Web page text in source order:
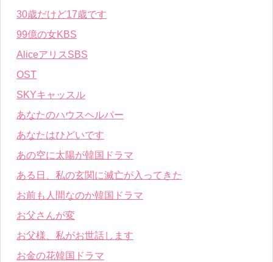
30歳だけど17歳です
99億の女KBS
AliceアリスSBS
OST
SKYキャッスル
あなたのハウスヘルパー
あなたはひどいです
あの空に太陽が韓国ドラマ
ある日、私の玄関に滅亡が入ってきた
お前も人間なのか韓国ドラマ
お父さんが変
お父様、私がお世話します
お金の花韓国ドラマ